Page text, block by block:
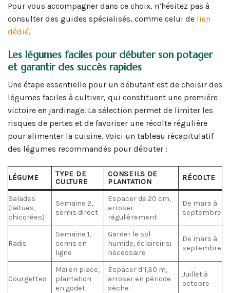
Pour vous accompagner dans ce choix, n’hésitez pas à
consulter des guides spécialisés, comme celui de lien
dédié.
Les légumes faciles pour débuter son potager
et garantir des succès rapides
Une étape essentielle pour un débutant est de choisir des
légumes faciles à cultiver, qui constituent une première
victoire en jardinage. La sélection permet de limiter les
risques de pertes et de favoriser une récolte régulière
pour alimenter la cuisine. Voici un tableau récapitulatif
des légumes recommandés pour débuter :
LÉGUME
TYPE DE
CULTURE
CONSEILS DE
PLANTATION
RÉCOLTE
Salades
(laitues,
chicorées)
Semaine 2,
semis direct
Espacer de 20 cm,
arroser
régulièrement
De mars à
septembre
Radis
Semaine 1,
semis en
ligne
Garder le sol
humide, éclaircir si
nécessaire
De mars à
septembre
Courgettes
Mai en place,
plantation
en godet
Espacer d’1,30 m,
arroser en période
sèche
Juillet à
octobre